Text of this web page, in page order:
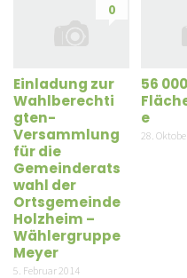
0
Einladung zur
Wahlberechti
gten-
Versammlung
für die
Gemeinderats
wahl der
Ortsgemeinde
Holzheim –
Wählergruppe
Meyer
5. Februar 2014
56
e
28.